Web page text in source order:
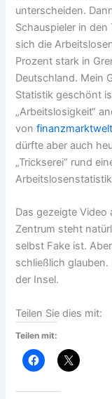
unterscheiden.
Schauspieler in
sich die
Prozent stark in
Deutschland. Mein
Statistik geschönt
„Arbeitslosigkeit“
von
dürfte aber auch
„Trickserei“ rund
Das gezeigte
Zentrum steht
selbst Fake ist.
schließlich glauben.
der Insel.
Teilen Sie dies mit:
Teilen mit: